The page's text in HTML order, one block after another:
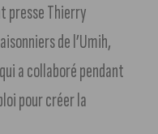
presse Thierry
de l’Umih,
a collaboré pendant
pour créer la